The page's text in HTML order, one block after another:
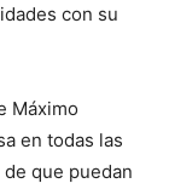
con su
Máximo
en todas las
que puedan